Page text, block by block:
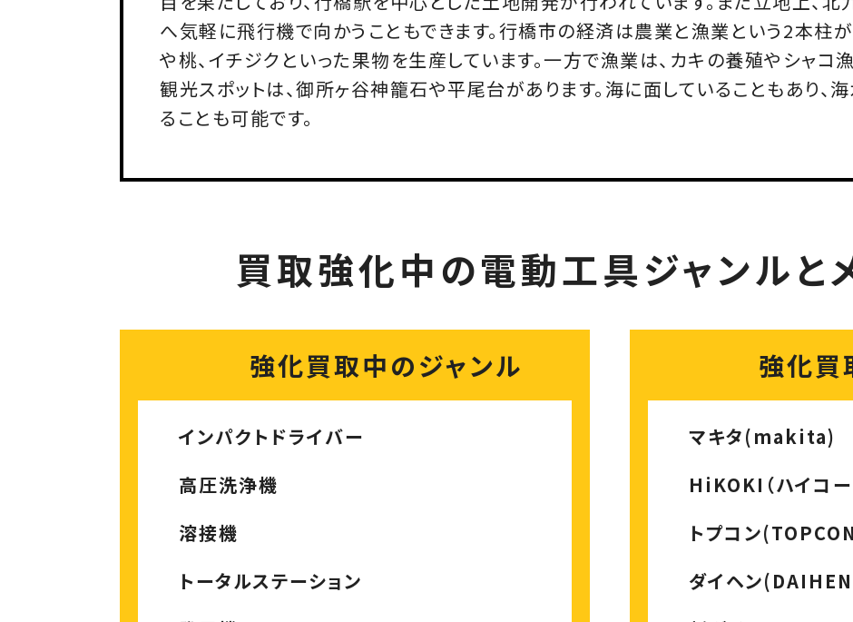
へ気軽に飛行機で向かうこともできます。行橋市の経済は農業と漁業という2本柱が
や桃、イチジクといった果物を生産しています。一方で漁業は、カキの養殖やシャコ
観光スポットは、御所ヶ谷神籠石や平尾台があります。海に面していることもあり、
ることも可能です。
買取強化中の電動工具ジャンルと
強化買取中のジャンル
インパクトドライバー
高圧洗浄機
溶接機
トータルステーション
強化買
マキタ(makita)
HiKOKI（ハイコー
トプコン
ダイヘン